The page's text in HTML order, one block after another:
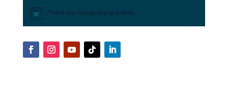
There are no upcoming events.